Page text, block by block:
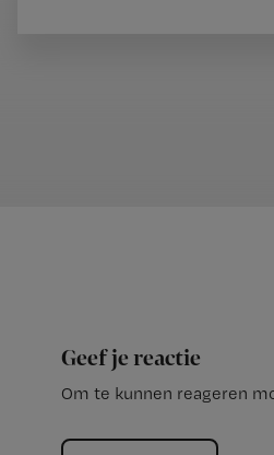
Geef je reactie
Om te kunnen reageren